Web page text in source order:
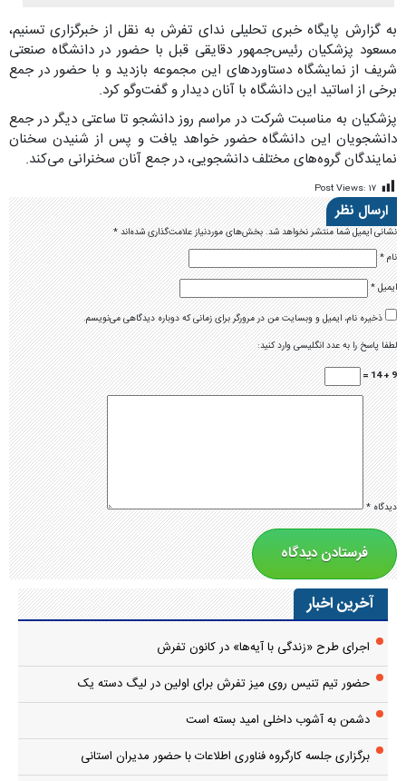
به گزارش پایگاه خبری تحلیلی ندای تفرش به نقل از خبرگزاری تسنیم،
مسعود پزشکیان رئیس‌جمهور دقایقی قبل با حضور در دانشگاه صنعتی
شریف از نمایشگاه دستاوردهای این مجموعه بازدید و با حضور در جمع
برخی از اساتید این دانشگاه با آنان دیدار و گفت‌وگو کرد.
پزشکیان به‌ مناسبت شرکت در مراسم روز دانشجو تا ساعتی دیگر در جمع
دانشجویان این دانشگاه حضور خواهد یافت و پس از شنیدن سخنان
نمایندگان گروه‌های مختلف دانشجویی، در جمع آنان سخنرانی می‌کند.
Post Views: ۱۷
ارسال نظر
نشانی ایمیل شما منتشر نخواهد شد.بخش‌های موردنیاز علامت‌گذاری شده‌اند*
نام*
ایمیل*
ذخیره نام، ایمیل و وبسایت من در مرورگر برای زمانی که دوباره دیدگاهی می‌نویسم.
لطفا پاسخ را به عدد انگلیسی وارد کنید:
9 + 14 =
دیدگاه*
آخرین اخبار
اجرای طرح «زندگی با آیه‌ها» در کانون تفرش
حضور تیم تنیس روی میز تفرش برای اولین در لیگ دسته یک
دشمن به آشوب داخلی امید بسته است
برگزاری جلسه کارگروه فناوری اطلاعات با حضور مدیران استانی